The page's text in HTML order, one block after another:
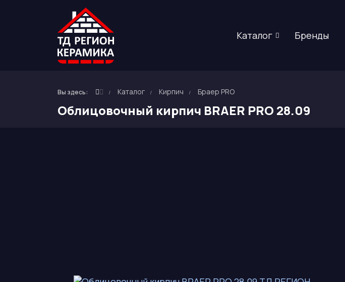
Каталог Бренды
Вы здесь: Каталог Кирпич Браер PRO
Облицовочный кирпич BRAER PRO 28.09